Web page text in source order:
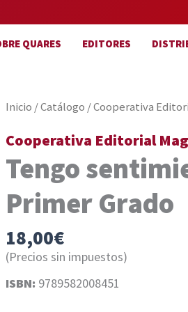
QUARES EDITORES
Inicio /Catálogo /Cooperativa
Cooperativa Editorial
Tengo
Primer Grado
18,00€
(Precios sin impuestos)
ISBN: 9789582008451